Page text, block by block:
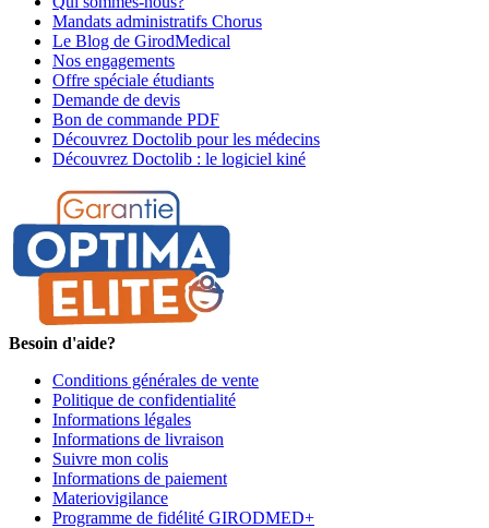
Mandats administratifs Chorus
Le Blog de GirodMedical
Nos engagements
Offre spéciale étudiants
Demande de devis
Bon de commande PDF
Découvrez Doctolib pour les médecins
Découvrez Doctolib : le logiciel kiné
Besoin d'aide?
Conditions générales de vente
Politique de confidentialité
Informations légales
Informations de livraison
Suivre mon colis
Informations de paiement
Materiovigilance
Programme de fidélité GIRODMED+